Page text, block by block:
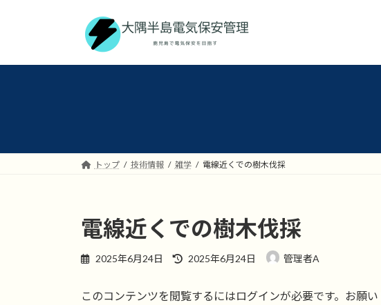
プ
動
トップ 技術情報 雑学 電線近くでの樹木伐採
電線近くでの樹木伐採
2025年6月24日
最
新
2025年6月24日 管理者A
このコンテンツを閲覧するにはログインが必要です。お願い